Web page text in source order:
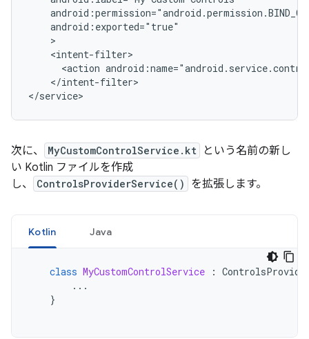
<action
</intent-filter>
次に、 MyCustomControlService.kt
という名前の新し
い Kotlin ファイルを作成
し、
ControlsProviderService() を拡張します。
Kotlin Java
class MyCustomControlService :
...
}